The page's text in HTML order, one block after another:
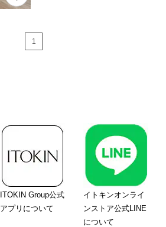
1
ITOKIN Group公式
アプリについて
イトキンオンライ
ンストア公式LINE
について